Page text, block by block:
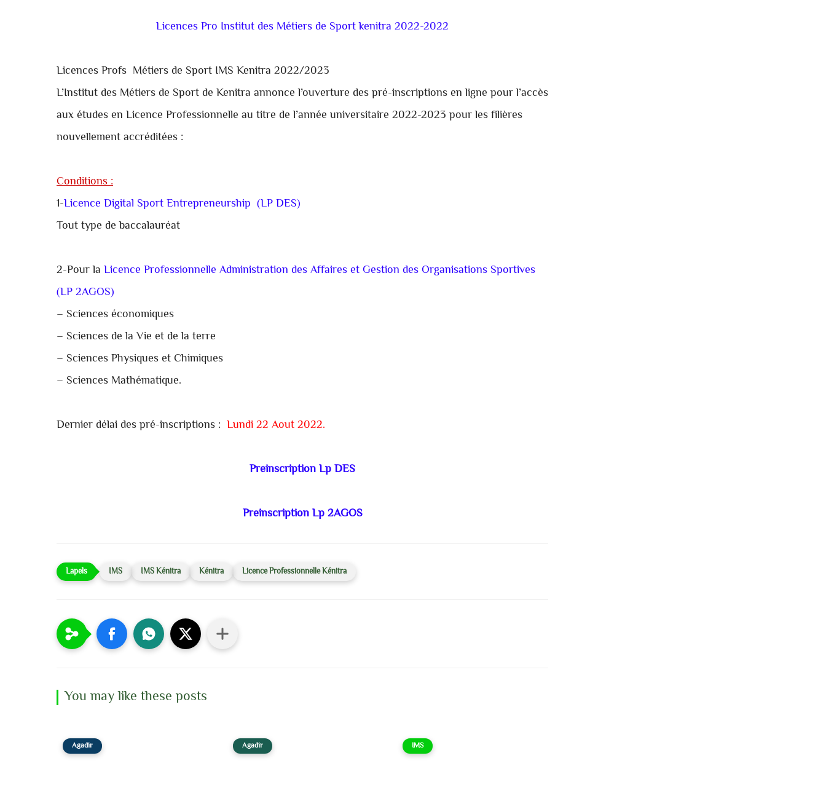
Licences Pro Institut des Métiers de Sport kenitra 2022-2022
Licences Profs Métiers de Sport IMS Kenitra 2022/2023
L’Institut des Métiers de Sport de Kenitra annonce l’ouverture des pré-inscriptions en ligne pour l’accès
aux études en Licence Professionnelle au titre de l’année universitaire 2022-2023 pour les filières
nouvellement accréditées :
Conditions :
1-Licence Digital Sport Entrepreneurship (LP DES)
Tout type de baccalauréat
2-Pour la Licence Professionnelle Administration des Affaires et Gestion des Organisations Sportives
(LP 2AGOS)
– Sciences économiques
– Sciences de la Vie et de la terre
– Sciences Physiques et Chimiques
– Sciences Mathématique.
Dernier délai des pré-inscriptions : Lundi 22 Aout 2022.
Preinscription Lp DES
Preinscription Lp 2AGOS
IMS IMS Kénitra Kénitra Licence Professionnelle Kénitra
You may like these posts
Agadir Agadir IMS